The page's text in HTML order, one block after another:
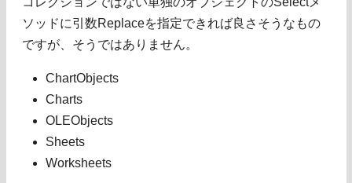
ソッドに引数Replaceを指定できれば良さそうなもの
ですが、そうではありません。
ChartObjects
Charts
OLEObjects
Sheets
Worksheets